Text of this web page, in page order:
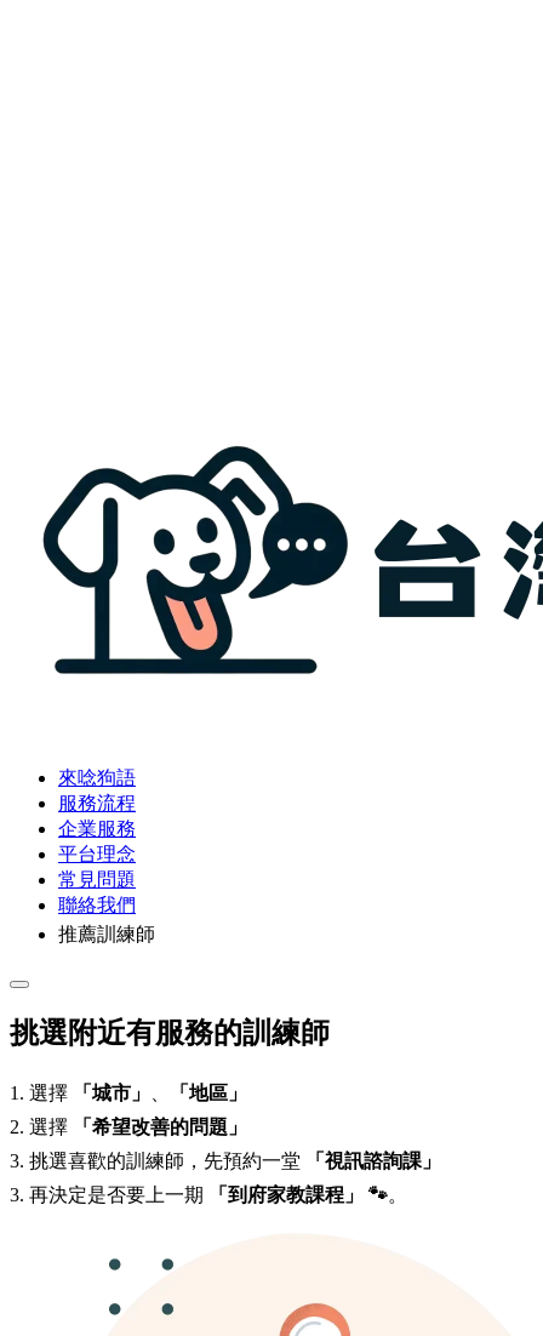
來唸狗語
服務流程
企業服務
平台理念
常見問題
聯絡我們
推薦訓練師
挑選附近有服務的訓練師
1. 選擇 「城市」
「地區」
2. 選擇
「希望改善的問題」
3. 挑選喜歡的訓練師，先預約一堂
「視訊諮詢課」
3. 再決定是否要上一期
「到府家教課程」 🐾。